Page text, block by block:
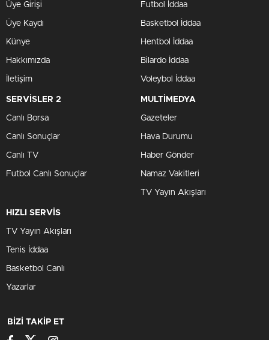
Üye Girişi
Üye Kaydı
Künye
Hakkımızda
İletişim
Futbol İddaa
Basketbol İddaa
Hentbol İddaa
Bilardo İddaa
Voleybol İddaa
SERVİSLER 2
Canlı Borsa
Canlı Sonuçlar
Canlı TV
Futbol Canlı Sonuçlar
MULTİMEDYA
Gazeteler
Hava Durumu
Haber Gönder
Namaz Vakitleri
TV Yayın Akışları
HIZLI SERVİS
TV Yayın Akışları
Tenis İddaa
Basketbol Canlı
Yazarlar
BİZİ TAKİP ET